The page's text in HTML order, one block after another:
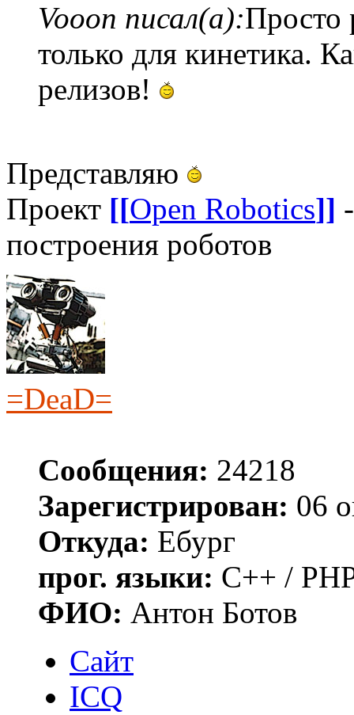
Vooon писал(а):Просто
только для кинетика.
релизов!
Представляю
Проект [[Open Robotics]]
построения роботов
=DeaD=
Сообщения: 24218
Зарегистрирован: 06
Откуда: Ебург
прог. языки: C++ /
ФИО: Антон Ботов
Сайт
ICQ